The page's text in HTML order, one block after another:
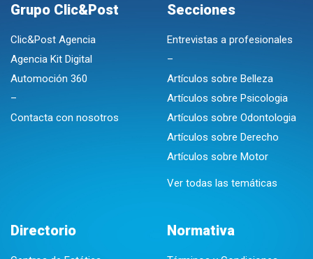
Grupo Clic&Post
Clic&Post Agencia
Agencia Kit Digital
Automoción 360
–
Contacta con nosotros
Secciones
Entrevistas a profesionales
–
Artículos sobre Belleza
Artículos sobre Psicologia
Artículos sobre Odontologia
Artículos sobre Derecho
Artículos sobre Motor
Ver todas las temáticas
Directorio Normativa